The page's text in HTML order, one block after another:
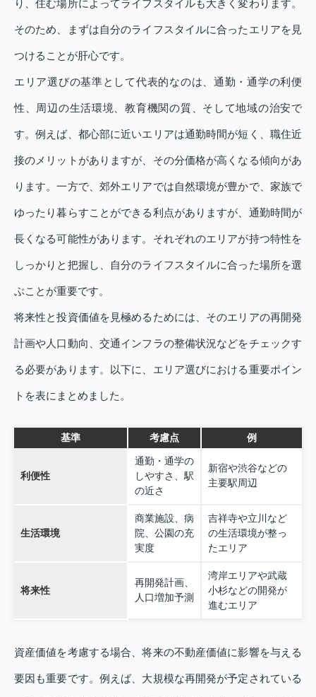
り、住む場所によってライフスタイルも大きく変わります。
そのため、まずは自分のライフスタイルに合ったエリアを見
つけることが肝心です。
エリア選びの基準として代表的なのは、通勤・通学の利便
性、周辺の生活環境、教育機関の質、そして地域の治安で
す。例えば、都心部に近いエリアは通勤時間が短く、職住近
接のメリットがありますが、その分価格が高くなる傾向があ
ります。一方で、郊外エリアでは自然環境が豊かで、家族で
ゆったり暮らすことができる利点がありますが、通勤時間が
長くなる可能性があります。それぞれのエリアが持つ特性を
しっかりと把握し、自分のライフスタイルに合った場所を選
ぶことが重要です。
将来性と投資価値を見極めるためには、そのエリアの再開発
計画や人口動向、交通インフラの整備状況などをチェックす
る必要があります。以下に、エリア選びにおける重要ポイン
トを表にまとめました。
基準 考慮点 例
利便性
通勤・通学の
しやすさ、駅
の近さ
新宿や渋谷などの
主要駅周辺
生活環境
商業施設、病
院、公園の充
実度
吉祥寺や立川など
の生活環境が整っ
たエリア
将来性
再開発計画、
人口増加予測
湾岸エリアや武蔵
小杉などの開発が
進むエリア
資産価値を考慮する場合、将来の不動産価値に影響を与える
要因も重要です。例えば、大規模な再開発が予定されている